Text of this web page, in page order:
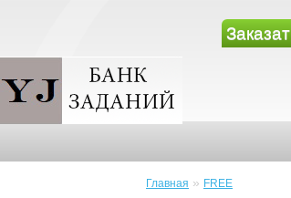
Главная » FREE